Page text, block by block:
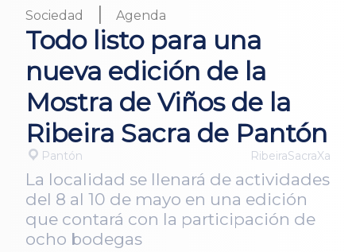
Sociedad | Agenda
Todo listo para una
nueva edición de la
Mostra de Viños de la
Ribeira Sacra de Pantón
Pantón RibeiraSacraXa
La localidad se llenará de actividades
del 8 al 10 de mayo en una edición
que contará con la participación de
ocho bodegas